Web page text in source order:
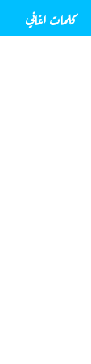
كلمات اغاني